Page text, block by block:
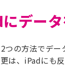
デー
の方法でデー
は、iPadにも反